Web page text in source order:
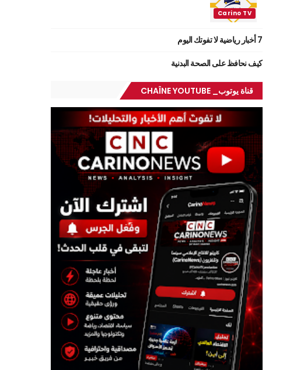
7 أخبار رياضية لا تفوتك اليوم
كيف نحافظ على الصحة البدنية
قناة يوتوب_ CHAÎNE YOUTUBE